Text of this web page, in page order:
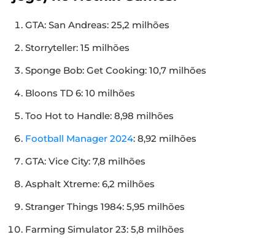
GTA: San Andreas: 25,2 milhões
Storryteller: 15 milhões
Sponge Bob: Get Cooking: 10,7 milhões
Bloons TD 6: 10 milhões
Too Hot to Handle: 8,98 milhões
Football Manager 2024: 8,92 milhões
GTA: Vice City: 7,8 milhões
Asphalt Xtreme: 6,2 milhões
Stranger Things 1984: 5,95 milhões
Farming Simulator 23: 5,8 milhões